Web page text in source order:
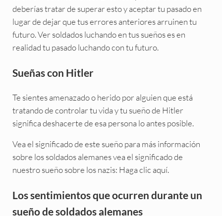
deberías tratar de superar esto y aceptar tu pasado en
lugar de dejar que tus errores anteriores arruinen tu
futuro. Ver soldados luchando en tus sueños es en
realidad tu pasado luchando con tu futuro.
Sueñas con Hitler
Te sientes amenazado o herido por alguien que está
tratando de controlar tu vida y tu sueño de Hitler
significa deshacerte de esa persona lo antes posible.
Vea el significado de este sueño para más información
sobre los soldados alemanes vea el significado de
nuestro sueño sobre los nazis: Haga clic aquí.
Los sentimientos que ocurren durante un
sueño de soldados alemanes